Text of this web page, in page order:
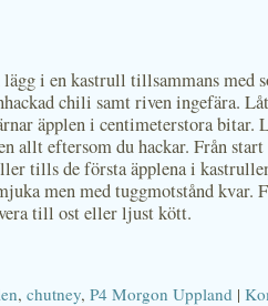
i en kastrull tillsammans med
chili samt riven ingefära.
äpplen i centimeterstora bitar.
allt eftersom du hackar. Från
tills de första äpplena i
men med tuggmotstånd kvar.
till ost eller ljust kött.
, chutney, P4 Morgon Uppland |